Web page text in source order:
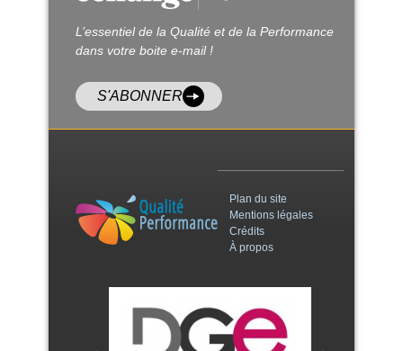
L’essentiel de la Qualité et de la Performance
dans votre boite e-mail !
S'ABONNER
Plan du site
Mentions légales
Crédits
À propos